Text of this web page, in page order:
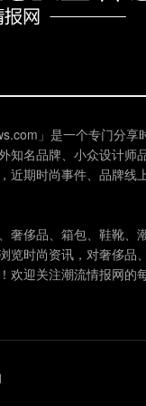
」是一个专门分享
知名品牌、小众设计师
近期时尚事件、品牌线
奢侈品、箱包、鞋靴、
览时尚资讯，对奢侈品
欢迎关注潮流情报网的